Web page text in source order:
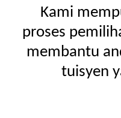
Kami
proses
membantu
tuisyen